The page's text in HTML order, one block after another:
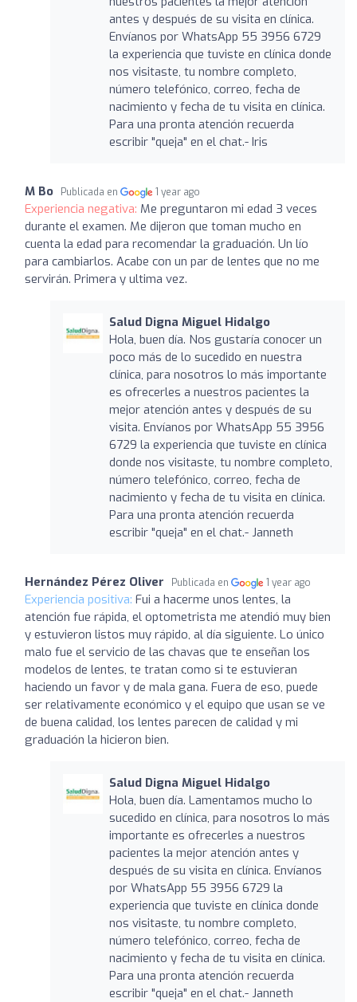
antes y después de su visita en clínica.
Envíanos por WhatsApp 55 3956 6729
la experiencia que tuviste en clínica donde
nos visitaste, tu nombre completo,
número telefónico, correo, fecha de
nacimiento y fecha de tu visita en clínica.
Para una pronta atención recuerda
escribir "queja" en el chat.- Iris
M Bo Publicada en 1 year ago
Experiencia negativa: Me preguntaron mi edad 3 veces
durante el examen. Me dijeron que toman mucho en
cuenta la edad para recomendar la graduación. Un lío
para cambiarlos. Acabe con un par de lentes que no me
servirán. Primera y ultima vez.
Salud Digna Miguel Hidalgo
Hola, buen día. Nos gustaría conocer un
poco más de lo sucedido en nuestra
clínica, para nosotros lo más importante
es ofrecerles a nuestros pacientes la
mejor atención antes y después de su
visita. Envíanos por WhatsApp 55 3956
6729 la experiencia que tuviste en clínica
donde nos visitaste, tu nombre completo,
número telefónico, correo, fecha de
nacimiento y fecha de tu visita en clínica.
Para una pronta atención recuerda
escribir "queja" en el chat.- Janneth
Hernández Pérez Oliver Publicada en 1 year ago
Experiencia positiva: Fui a hacerme unos lentes, la
atención fue rápida, el optometrista me atendió muy bien
y estuvieron listos muy rápido, al día siguiente. Lo único
malo fue el servicio de las chavas que te enseñan los
modelos de lentes, te tratan como si te estuvieran
haciendo un favor y de mala gana. Fuera de eso, puede
ser relativamente económico y el equipo que usan se ve
de buena calidad, los lentes parecen de calidad y mi
graduación la hicieron bien.
Salud Digna Miguel Hidalgo
Hola, buen día. Lamentamos mucho lo
sucedido en clínica, para nosotros lo más
importante es ofrecerles a nuestros
pacientes la mejor atención antes y
después de su visita en clínica. Envíanos
por WhatsApp 55 3956 6729 la
experiencia que tuviste en clínica donde
nos visitaste, tu nombre completo,
número telefónico, correo, fecha de
nacimiento y fecha de tu visita en clínica.
Para una pronta atención recuerda
escribir "queja" en el chat.- Janneth